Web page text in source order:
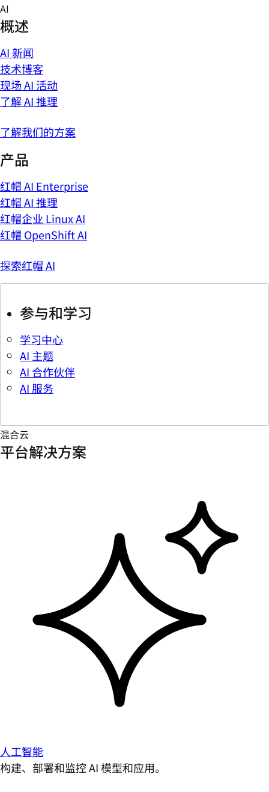
Skip
to
content
AI
概述
AI 新闻
技术博客
现场 AI 活动
了解 AI 推理
了解我们的方案
产品
红帽 AI Enterprise
红帽 AI 推理
红帽企业 Linux AI
红帽 OpenShift AI
探索红帽 AI
参与和学习
学习中心
AI 主题
AI 合作伙伴
AI 服务
混合云
平台解决方案
人工智能
构建、部署和监控 AI 模型和应用。